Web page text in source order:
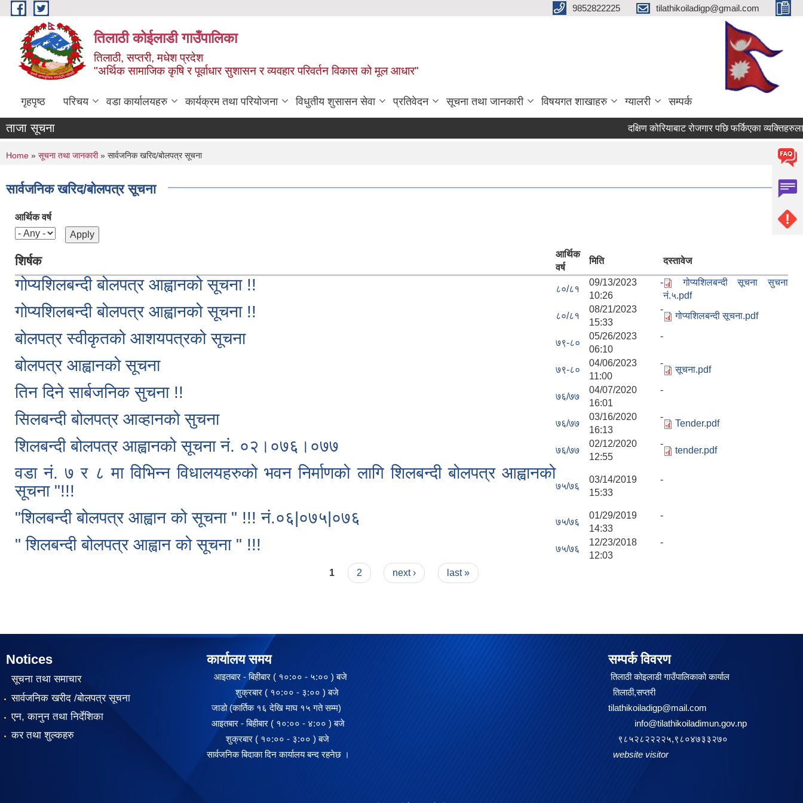
Skip to main content 9852822225 tilathikoiladigp@gmail.com
तिलाठी कोईलाडी गाउँपालिका
तिलाठी, सप्तरी, मधेश प्रदेश
"अर्थिक सामाजिक कृषि र पूर्वाधार सुशासन र व्यवहार परिवर्तन विकास को मूल आधार"
गृहपृष्ठ परिचय वडा कार्यालयहरु कार्यक्रम तथा परियोजना विधुतीय शुसासन सेवा प्रतिवेदन सूचना तथा जानकारी विषयगत शाखाहरु ग्यालरी सम्पर्क
ताजा सूचना दक्षिण कोरियाबाट रोजगार पछि फर्किएका
You are here
Home » सूचना तथा जानकारी» सार्वजनिक खरिद/बोलपत्र सूचना
सार्वजनिक खरिद/बोलपत्र सूचना
आर्थिक वर्ष
शिर्षक
आर्थिक
वर्ष
मिति दस्तावेज
गोप्यशिलबन्दी बोलपत्र आह्वानको सूचना !! ८०/८१
09/13/2023 -
10:26
गोप्यशिलबन्दी सूचना सुचना
नं.५.pdf
गोप्यशिलबन्दी बोलपत्र आह्वानको सूचना !! ८०/८१
08/21/2023 -
15:33
गोप्यशिलबन्दी सूचना.pdf
बोलपत्र स्वीकृतको आशयपत्रको सूचना ७९-८०
05/26/2023 -
06:10
बोलपत्र आह्वानको सूचना ७९-८०
04/06/2023 -
11:00
सूचना.pdf
तिन दिने सार्बजनिक सुचना !! ७६/७७
04/07/2020 -
16:01
सिलबन्दी बोलपत्र आव्हानको सुचना ७६/७७
03/16/2020 -
16:13
Tender.pdf
शिलबन्दी बोलपत्र आह्वानको सूचना नं. ०२।०७६।०७७ ७६/७७
02/12/2020 -
12:55
tender.pdf
वडा नं. ७ र ८ मा विभिन्न विधालयहरुको भवन निर्माणको लागि शिलबन्दी बोलपत्र आह्वानको
सूचना "!!!
७५/७६
03/14/2019 -
15:33
"शिलबन्दी बोलपत्र आह्वान को सूचना " !!! नं.०६|०७५|०७६ ७५/७६
01/29/2019 -
14:33
" शिलबन्दी बोलपत्र आह्वान को सूचना " !!! ७५/७६
12/23/2018 -
12:03
1 2 next › last »
Notices
सूचना तथा समाचार
सार्वजनिक खरीद /बोलपत्र सूचना
एन, कानुन तथा निर्देशिका
कर तथा शुल्कहरु
कार्यालय समय
आइतबार - बिहीबार ( १०:०० - ५:०० ) बजे
शुक्रबार ( १०:०० - ३:०० ) बजे
जाडो (कार्तिक १६ देखि माघ १५ गते सम्म)
आइतबार - बिहीबार ( १०:०० - ४:०० ) बजे
शुक्रबार ( १०:०० - ३:०० ) बजे
सार्वजनिक बिदाका दिन कार्यालय बन्द रहनेछ ।
सम्पर्क विवरण
तिलाठी कोइलाडी गाउँपालिकाको कार्याल
तिलाठी,सप्तरी
tilathikoiladigp@mail.com
info@tilathikoiladimun.gov.np
९८५२८२२२२५,९८०४७३३२७०
website visitor